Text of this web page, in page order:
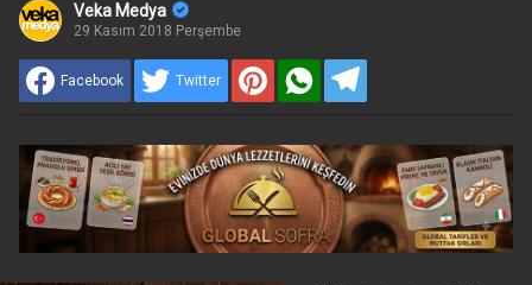
Veka Medya
29 Kasım 2018 Perşembe
Facebook Twitter